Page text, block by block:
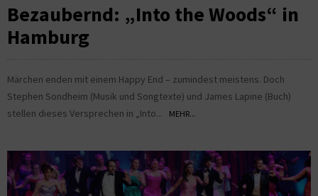
Bezaubernd: „Into the Woods“ in
Hamburg
Märchen enden mit einem Happy End – zumindest meistens. Doch
Stephen Sondheim (Musik und Songtexte) und James Lapine (Buch)
stellen dieses Versprechen in „Into...
MEHR...